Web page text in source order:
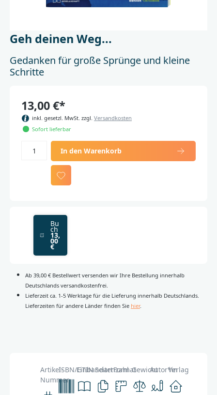
Geh deinen Weg...
Gedanken für große Sprünge und kleine
Schritte
13,00 €*
inkl. gesetzl. MwSt. zzgl. Versandkosten
Sofort lieferbar
In den Warenkorb
Bu
ch
13,
00
€
Ab 39,00 € Bestellwert versenden wir Ihre Bestellung innerhalb
Deutschlands versandkostenfrei.
Lieferzeit ca. 1-5 Werktage für die Lieferung innerhalb Deutschlands.
Lieferzeiten für andere Länder finden Sie hier.
Artikel-
Nummer
ISBN/GTINEinbandartSeitenzahl
FormatGewichtAutor*inVerlag